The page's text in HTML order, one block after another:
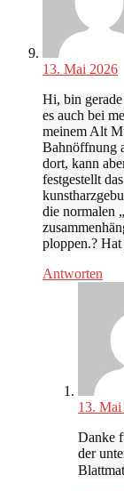
13. Mai 2026
Hi, bin
es auch bei
meinem Alt
Bahnöffnung
dort, kann
festgestellt
die normalen
ploppen.?
Antworten
13. Mai
Danke
der